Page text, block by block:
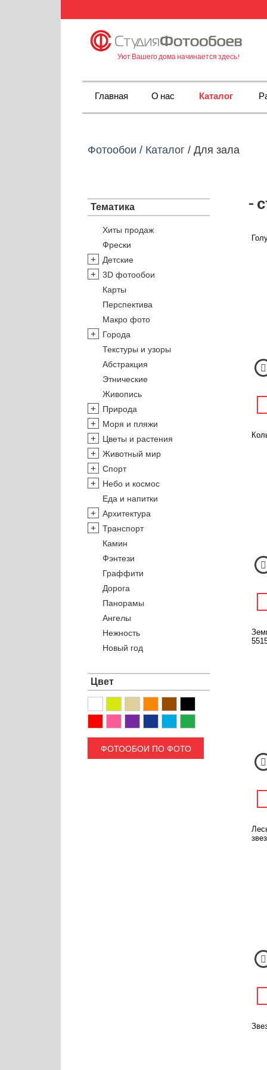
Уют Вашего дома начинается здесь!
Главная О нас Каталог
Фотообои / Каталог / Для зала
Тематика
Хиты продаж
Фрески
Детские
3D фотообои
Карты
Перспектива
Макро фото
Города
Текстуры и узоры
Абстракция
Этнические
Живопись
Природа
Моря и пляжи
Цветы и растения
Животный мир
Спорт
Небо и космос
Еда и напитки
Архитектура
Транспорт
Камин
Фэнтези
Граффити
Дорога
Панорамы
Ангелы
Нежность
Новый год
Цвет
ФОТООБОИ ПО ФОТО
-